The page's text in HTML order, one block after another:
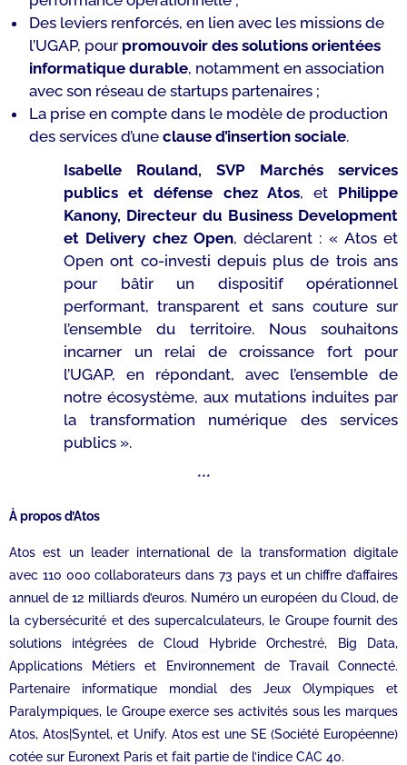
Des leviers renforcés, en lien avec les missions de
l’UGAP, pour promouvoir des solutions orientées
informatique durable, notamment en association
avec son réseau de startups partenaires ;
La prise en compte dans le modèle de production
des services d’une clause d’insertion sociale.
Isabelle Rouland, SVP Marchés services
publics et défense chez Atos, et Philippe
Kanony, Directeur du Business Development
et Delivery chez Open, déclarent : « Atos et
Open ont co-investi depuis plus de trois ans
pour bâtir un dispositif opérationnel
performant, transparent et sans couture sur
l’ensemble du territoire. Nous souhaitons
incarner un relai de croissance fort pour
l’UGAP, en répondant, avec l’ensemble de
notre écosystème, aux mutations induites par
la transformation numérique des services
publics ».
***
À propos d’Atos
Atos est un leader international de la transformation digitale
avec 110 000 collaborateurs dans 73 pays et un chiffre d’affaires
annuel de 12 milliards d’euros. Numéro un européen du Cloud, de
la cybersécurité et des supercalculateurs, le Groupe fournit des
solutions intégrées de Cloud Hybride Orchestré, Big Data,
Applications Métiers et Environnement de Travail Connecté.
Partenaire informatique mondial des Jeux Olympiques et
Paralympiques, le Groupe exerce ses activités sous les marques
Atos, Atos|Syntel, et Unify. Atos est une SE (Société Européenne)
cotée sur Euronext Paris et fait partie de l’indice CAC 40.